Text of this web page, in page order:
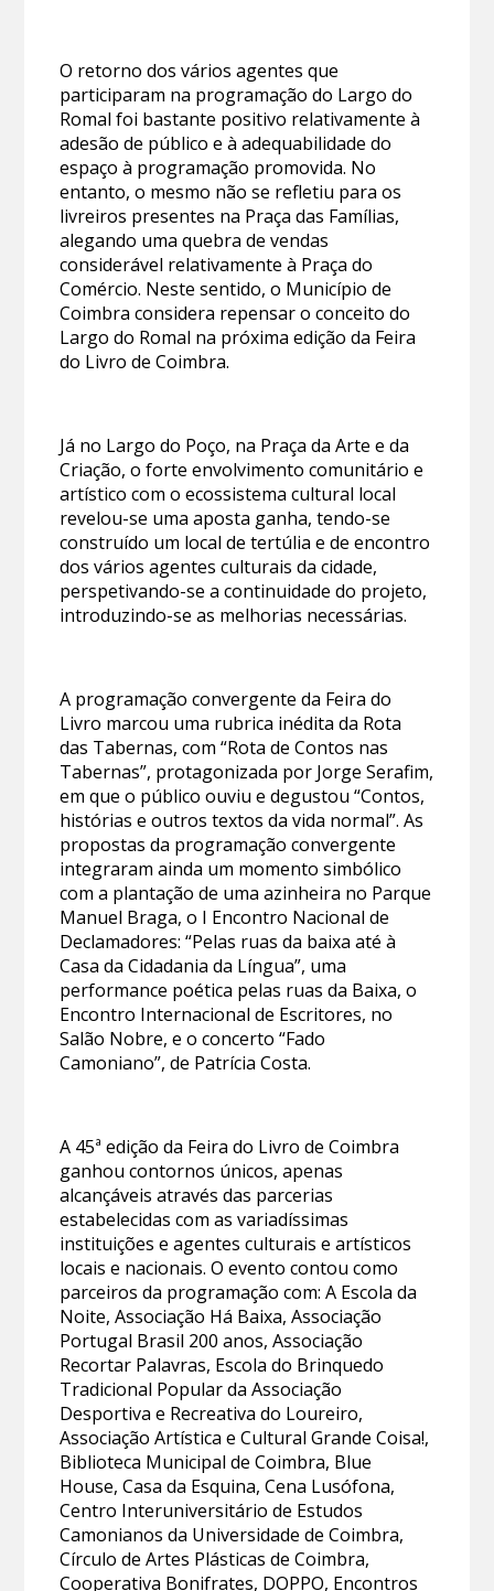
O retorno dos vários agentes que
participaram na programação do Largo do
Romal foi bastante positivo relativamente à
adesão de público e à adequabilidade do
espaço à programação promovida. No
entanto, o mesmo não se refletiu para os
livreiros presentes na Praça das Famílias,
alegando uma quebra de vendas
considerável relativamente à Praça do
Comércio. Neste sentido, o Município de
Coimbra considera repensar o conceito do
Largo do Romal na próxima edição da Feira
do Livro de Coimbra.
Já no Largo do Poço, na Praça da Arte e da
Criação, o forte envolvimento comunitário e
artístico com o ecossistema cultural local
revelou-se uma aposta ganha, tendo-se
construído um local de tertúlia e de encontro
dos vários agentes culturais da cidade,
perspetivando-se a continuidade do projeto,
introduzindo-se as melhorias necessárias.
A programação convergente da Feira do
Livro marcou uma rubrica inédita da Rota
das Tabernas, com “Rota de Contos nas
Tabernas”, protagonizada por Jorge Serafim,
em que o público ouviu e degustou “Contos,
histórias e outros textos da vida normal”. As
propostas da programação convergente
integraram ainda um momento simbólico
com a plantação de uma azinheira no Parque
Manuel Braga, o I Encontro Nacional de
Declamadores: “Pelas ruas da baixa até à
Casa da Cidadania da Língua”, uma
performance poética pelas ruas da Baixa, o
Encontro Internacional de Escritores, no
Salão Nobre, e o concerto “Fado
Camoniano”, de Patrícia Costa.
A 45ª edição da Feira do Livro de Coimbra
ganhou contornos únicos, apenas
alcançáveis através das parcerias
estabelecidas com as variadíssimas
instituições e agentes culturais e artísticos
locais e nacionais. O evento contou como
parceiros da programação com: A Escola da
Noite, Associação Há Baixa, Associação
Portugal Brasil 200 anos, Associação
Recortar Palavras, Escola do Brinquedo
Tradicional Popular da Associação
Desportiva e Recreativa do Loureiro,
Associação Artística e Cultural Grande Coisa!,
Biblioteca Municipal de Coimbra, Blue
House, Casa da Esquina, Cena Lusófona,
Centro Interuniversitário de Estudos
Camonianos da Universidade de Coimbra,
Círculo de Artes Plásticas de Coimbra,
Cooperativa Bonifrates, DOPPO, Encontros